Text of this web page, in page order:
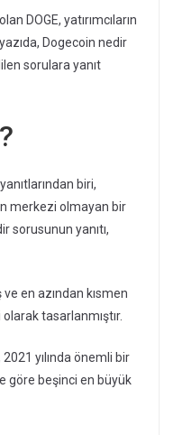
DOGE, yatırımcıların
Dogecoin nedir
sorulara yanıt
biri,
merkezi olmayan bir
sorusunun yanıtı,
ve en azından kısmen
tasarlanmıştır.
yılında önemli bir
göre beşinci en büyük